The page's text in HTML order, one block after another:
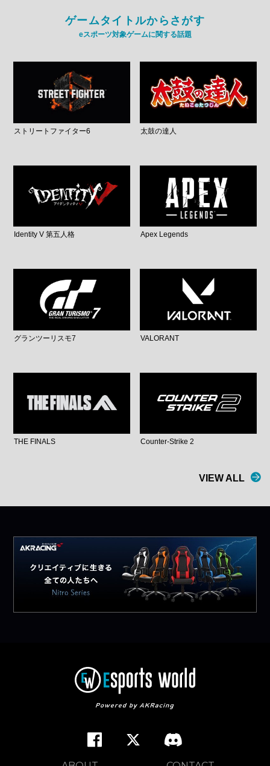
ゲームタイトルからさがす
eスポーツ対象ゲームに関する話題
ストリートファイター6 太鼓の達人
Identity V 第五人格 Apex Legends
グランツーリスモ7 VALORANT
THE FINALS Counter-Strike 2
VIEW ALL